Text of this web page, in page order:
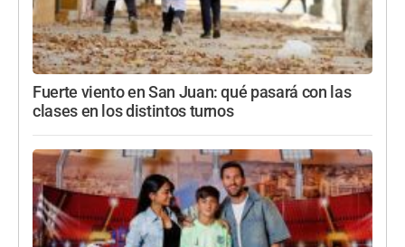
Fuerte viento en San Juan: qué pasará con las
clases en los distintos turnos